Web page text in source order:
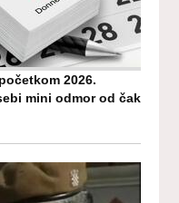
2026.
mini odmor od čak